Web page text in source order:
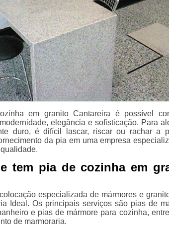
em granito Cantareira é possível
elegância e sofisticação. Para
duro, é difícil lascar, riscar ou rachar a
da pia em uma empresa
tem pia de cozinha em
especializada de mármores e
Ideal. Os principais serviços são pias de
e pias de mármore para cozinha,
de marmoraria.